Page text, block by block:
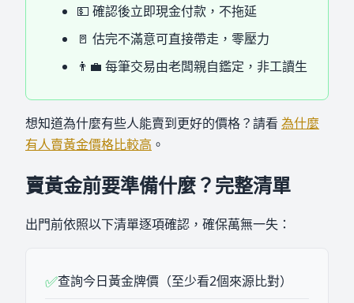
💵 確認後立即現金付款，不拖延
🚪 估完不滿意可直接帶走，零壓力
👨‍💼 每筆交易由老闆親自鑑定，非工讀生
想知道為什麼有些人能賣到更好的價格？請看 為什麼
有人賣黃金價格比較高 。
賣黃金前要準備什麼？完整清單
出門前依照以下清單逐項確認，確保萬無一失：
✅查詢今日黃金牌價（至少看2個來源比對）